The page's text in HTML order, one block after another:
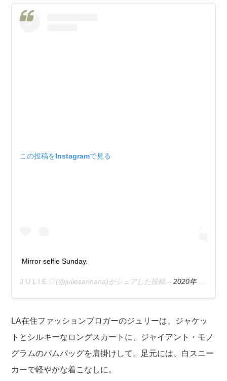
この投稿をInstagramで見る
Mirror selfie Sunday.
J U L I E ♡(@juliesarinana)がシェアした投稿 –2020年 2月月16日午後3時46分PST
LA在住ファッションブロガーのジュリーは、ジャケッ
トとシルキーなロングスカートに、ジャイアント・モノ
グラムのバムバッグを肩掛けして。足元には、白スニー
カーで軽やかな着こなしに。